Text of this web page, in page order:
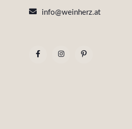
info@weinherz.at